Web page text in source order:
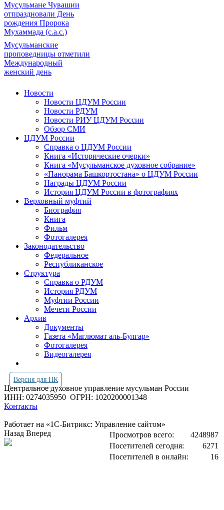
Мусульмане Чувашии
отпраздновали День
рождения Пророка
Мухаммада (с.а.с.)
Мусульманские
проповедницы отметили
Международный
женский день
Новости
Новости ЦДУМ России
Новости РДУМ
Новости РИУ ЦДУМ России
Обзор СМИ
ЦДУМ России
Справка о ЦДУМ России
Книга «Исторические очерки»
Книга «Мусульманское духовное собрание»
«Панорама Башкортостана» о ЦДУМ России
Награды ЦДУМ России
История ЦДУМ России в фотографиях
Верховный муфтий
Биография
Книга
Фильм
Фотогалерея
Законодательство
Федеральное
Республиканское
Структура
Справка о РДУМ
История РДУМ
Муфтии России
Мечети России
Архив
Документы
Газета «Маглюмат аль-Булгар»
Фотогалерея
Видеогалерея
Версия для ПК
Центральное духовное управление мусульман России
ИНН: 0274035950 ОГРН: 1020200001348
Контакты
Работает на «1С-Битрикс: Управление сайтом»
Просмотров всего:
4248987
Посетителей сегодня:
6271
Посетителей в онлайн:
16
Назад Вперед